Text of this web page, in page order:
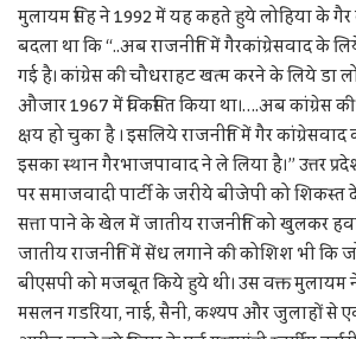
मुलायम सिंह ने 1992 में यह कहते हुये लोहिया के गैर
बदला था कि “..अब राजनीति में गैरकांग्रेसवाद के
गई है। कांग्रेस की चौधराहट खत्म करने के लिये डा
औजार 1967 में विकसित किया था।….अब कांग्रेस की
क्षय हो चुका है । इसलिये राजनीति में गैर
इसका स्थान गैरभाजपावाद ने ले लिया है।” उत्तर
पर समाजवादी पार्टी के जरीये बीजेपी को
सत्ता पाने के खेल में जातीय राजनीति को खुलकर
जातीय राजनीति में सेंध लगाने की कोशिश भी कि
बीएसपी को मजबूत किये हुये थी। उस वक्त मुलायम
मसलन गडरिया, नाई, सैनी, कश्यप और जुलाहों से